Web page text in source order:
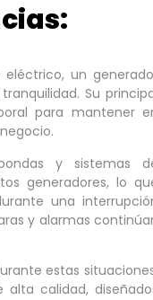
un
Su
para mantener
y sistemas
generadores, lo
una
y alarmas
estas
calidad,